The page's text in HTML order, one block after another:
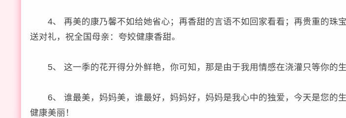
4、 再美的康乃馨不如给她省心；再香甜的言语不如回家看看；再贵重的珠宝
送对礼，祝全国母亲：夸姣健康香甜。
5、 这一季的花开得分外鲜艳，你可知，那是由于我用情感在浇灌只等你的生
6、 谁最美，妈妈美，谁最好，妈妈好，妈妈是我心中的独爱，今天是您的生
健康美丽！